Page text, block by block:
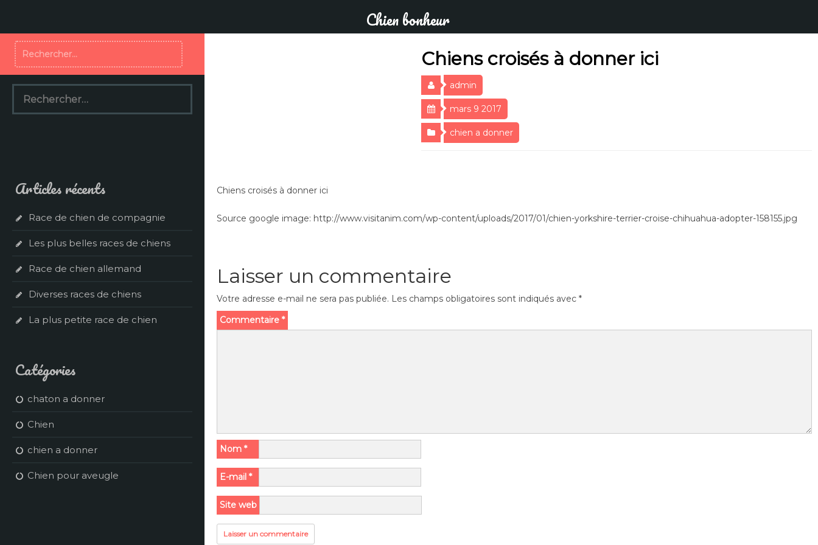
Chien bonheur
Chiens croisés à donner ici
admin
mars 9 2017
chien a donner
Chiens croisés à donner ici
Source google image: http://www.visitanim.com/wp-content/uploads/2017/01/chien-yorkshire-terrier-croise-chihuahua-adopter-158155.jpg
Laisser un commentaire
Votre adresse e-mail ne sera pas publiée. Les champs obligatoires sont indiqués avec *
Commentaire *
Nom *
E-mail *
Site web
Rechercher :
Rechercher :
Articles récents
Race de chien de compagnie
Les plus belles races de chiens
Race de chien allemand
Diverses races de chiens
La plus petite race de chien
Catégories
chaton a donner
Chien
chien a donner
Chien pour aveugle